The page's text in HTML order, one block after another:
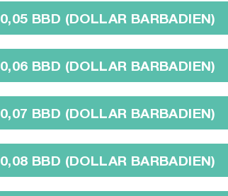
0,05 BBD (DOLLAR BARBADIEN)
0,06 BBD (DOLLAR BARBADIEN)
0,07 BBD (DOLLAR BARBADIEN)
0,08 BBD (DOLLAR BARBADIEN)